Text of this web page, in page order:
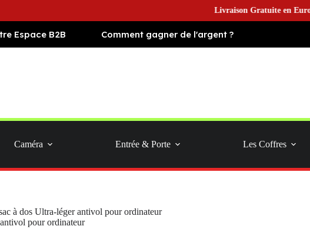
Livraison Gratuite en Europe et
Espace B2B Comment gagner de l'argent ?
Caméra Entrée & Porte Les Coffres
à dos Ultra-léger antivol pour ordinateur